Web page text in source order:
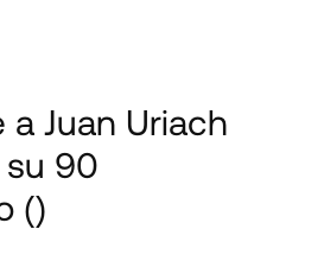
a Juan Uriach
su 90
()